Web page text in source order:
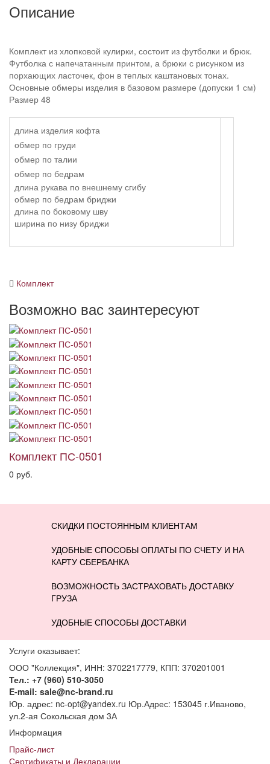
Описание
Комплект из хлопковой кулирки, состоит из футболки и брюк.
Футболка с напечатанным принтом, а брюки с рисунком из
порхающих ласточек, фон в теплых каштановых тонах.
Основные обмеры изделия в базовом размере (допуски 1 см)
Размер 48
длина изделия кофта
обмер по груди
обмер по талии
обмер по бедрам
длина рукава по внешнему сгибу
обмер по бедрам бриджи
длина по боковому шву
ширина по низу бриджи
Комплект
Возможно вас заинтересуют
Комплект ПС-0501
0 руб.
СКИДКИ ПОСТОЯННЫМ КЛИЕНТАМ
УДОБНЫЕ СПОСОБЫ ОПЛАТЫ ПО СЧЕТУ И НА
КАРТУ СБЕРБАНКА
ВОЗМОЖНОСТЬ ЗАСТРАХОВАТЬ ДОСТАВКУ
ГРУЗА
УДОБНЫЕ СПОСОБЫ ДОСТАВКИ
Услуги оказывает:
ООО "Коллекция", ИНН: 3702217779, КПП: 370201001
Тел.: +7 (960) 510-3050
E-mail: sale@nc-brand.ru
Юр. адрес: nc-opt@yandex.ru Юр.Адрес: 153045 г.Иваново,
ул.2-ая Сокольская дом 3А
Информация
Прайс-лист
Сертификаты и Декларации